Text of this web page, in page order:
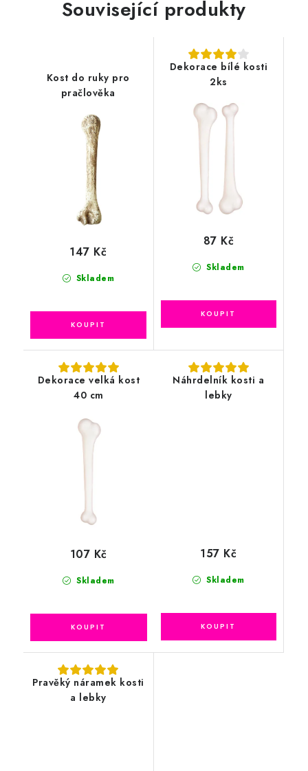
Související produkty
Kost do ruky pro
pračlověka
Skladem
147 Kč
Dekorace bílé kosti
2ks
Skladem
87 Kč
Dekorace velká kost
40 cm
Skladem
107 Kč
Náhrdelník kosti a
lebky
Skladem
157 Kč
Pravěký náramek kosti
a lebky